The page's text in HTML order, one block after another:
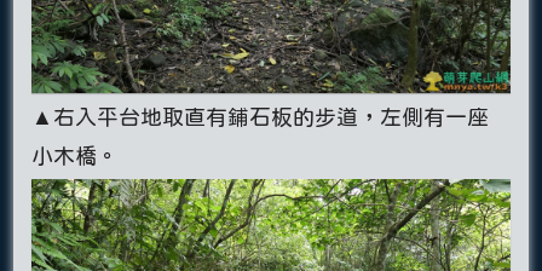
▲右入平台地取直有鋪石板的步道，左側有一座
小木橋。